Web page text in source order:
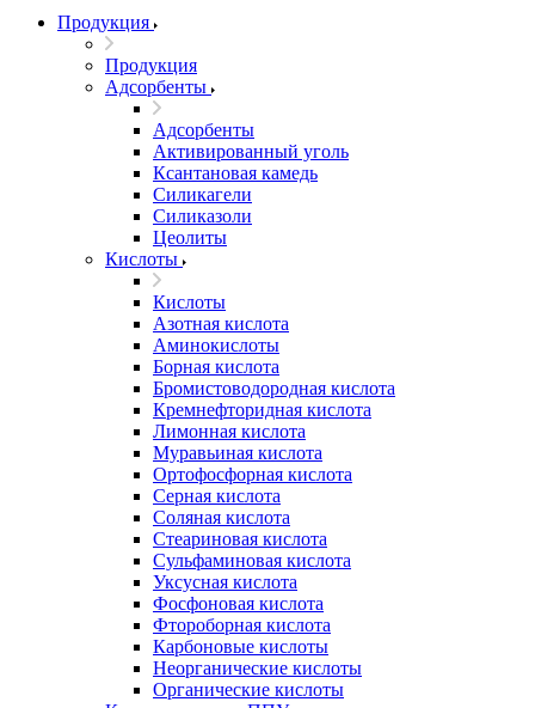
Продукция
Продукция
Адсорбенты
Адсорбенты
Активированный уголь
Ксантановая камедь
Силикагели
Силиказоли
Цеолиты
Кислоты
Кислоты
Азотная кислота
Аминокислоты
Борная кислота
Бромистоводородная кислота
Кремнефторидная кислота
Лимонная кислота
Муравьиная кислота
Ортофосфорная кислота
Серная кислота
Соляная кислота
Стеариновая кислота
Сульфаминовая кислота
Уксусная кислота
Фосфоновая кислота
Фтороборная кислота
Карбоновые кислоты
Неорганические кислоты
Органические кислоты